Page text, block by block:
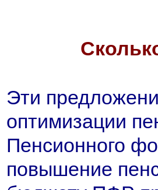
Эти
оптимизации
Пенсионного
повышение